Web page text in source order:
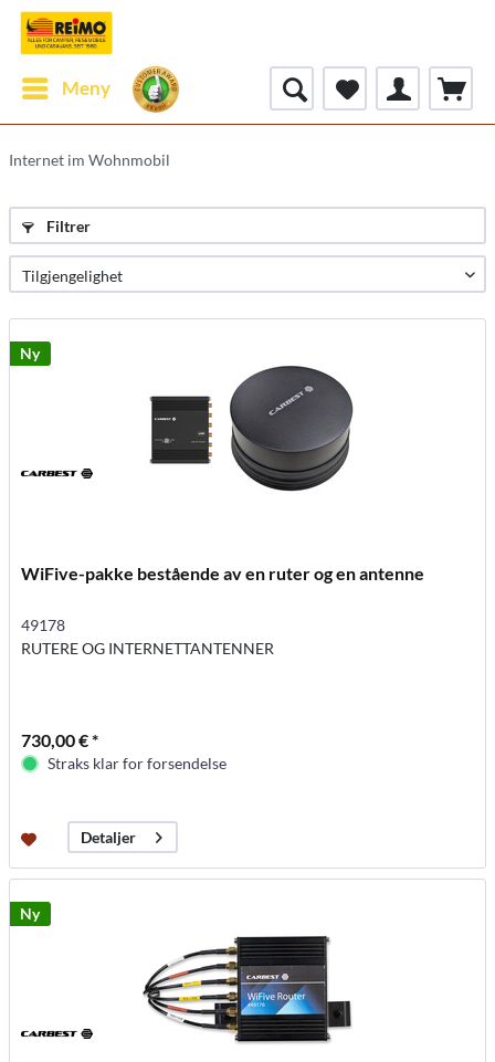
Meny
Internet im Wohnmobil
Filtrer
Ny
WiFive-pakke bestående av en ruter og en antenne
49178
RUTERE OG INTERNETTANTENNER
730,00 € *
Straks klar for forsendelse
Detaljer
Ny